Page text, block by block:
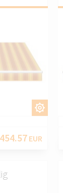
EUR